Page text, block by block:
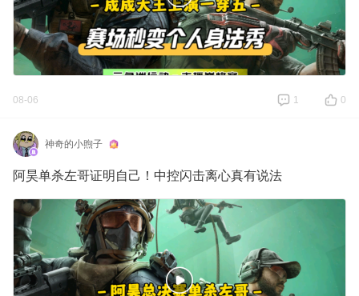
08-06 1 0
神奇的小煦子
阿昊单杀左哥证明自己！中控闪击离心真有说法